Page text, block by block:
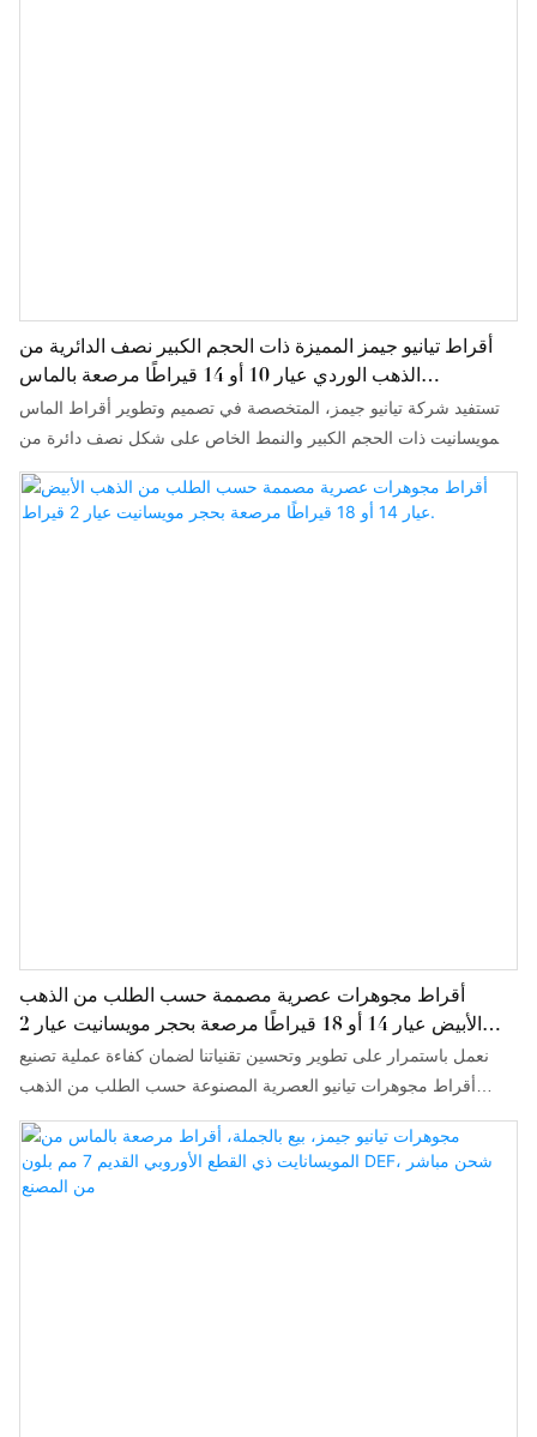
أقراط تيانيو جيمز المميزة ذات الحجم الكبير نصف الدائرية من
الذهب الوردي عيار 10 أو 14 قيراطًا مرصعة بالماس
والمويسانيت
تستفيد شركة تيانيو جيمز، المتخصصة في تصميم وتطوير أقراط الماس
والمويسانيت ذات الحجم الكبير والنمط الخاص على شكل نصف دائرة من
الذهب الوردي عيار 10 أو 14 قيراطًا، من أحدث تقنيات التصنيع والإنتاج
لدى الشركات المحلية والعالمية المتميزة. كما توفر الشركة منتجات
أقراط مجوهرات عصرية مصممة حسب الطلب من الذهب
الأبيض عيار 14 أو 18 قيراطًا مرصعة بحجر مويسانيت عيار 2
قيراط.
نعمل باستمرار على تطوير وتحسين تقنياتنا لضمان كفاءة عملية تصنيع
أقراط مجوهرات تيانيو العصرية المصنوعة حسب الطلب من الذهب
الأبيض عيار 14 أو 18 قيراطًا والمرصعة بحجر مويسانيت عيار 2 قيراط.
وقد أثبتت التقنيات المستخدمة نجاحها، مما يجعل المنتج ذا قيمة عالية
ويستحق الاستثمار.